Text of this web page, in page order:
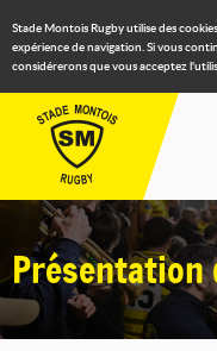
Stade Montois Rugby utilise des
expérience de navigation. Si vous
considérerons que vous acceptez
Présentation